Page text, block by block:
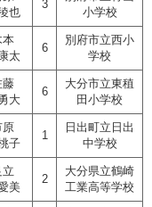
也
3
小学校
本
太
6
別府市立西小
学校
藤
大
6
大分市立東稙
田小学校
原
子
1
日出町立日出
中学校
立
美
2
大分県立鶴崎
工業高等学校